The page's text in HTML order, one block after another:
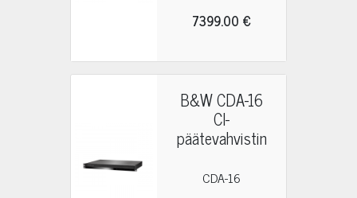
7399.00 €
B&W CDA-16
CI-
päätevahvistin
CDA-16